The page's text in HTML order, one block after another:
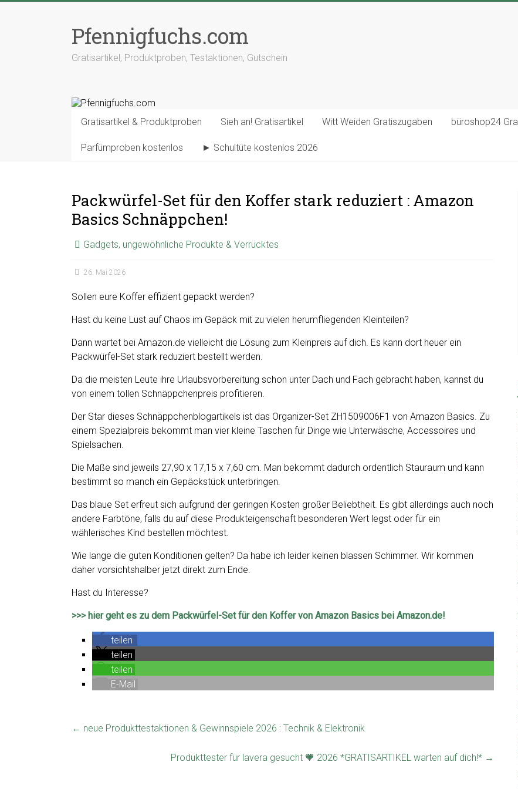
Pfennigfuchs.com
Gratisartikel, Produktproben, Testaktionen, Gutschein
Gratisartikel & Produktproben Sieh an! Gratisartikel Witt Weiden Gratiszugaben büroshop24
Parfümproben kostenlos ► Schultüte kostenlos 2026
Packwürfel-Set für den Koffer stark reduziert : Amazon
Basics Schnäppchen!
Gadgets, ungewöhnliche Produkte & Verrücktes
26. Mai 2026
Sollen eure Koffer effizient gepackt werden?
Hast du keine Lust auf Chaos im Gepäck mit zu vielen herumfliegenden Kleinteilen?
Dann wartet bei Amazon.de vielleicht die Lösung zum Kleinpreis auf dich. Es kann dort heuer ein
Packwürfel-Set stark reduziert bestellt werden.
Da die meisten Leute ihre Urlaubsvorbereitung schon unter Dach und Fach gebracht haben, kannst du
von einem tollen Schnäppchenpreis profitieren.
Der Star dieses Schnäppchenblogartikels ist das Organizer-Set ZH1509006F1 von Amazon Basics. Zu
einem Spezialpreis bekommt man vier kleine Taschen für Dinge wie Unterwäsche, Accessoires und
Spielsachen.
Die Maße sind jeweils 27,90 x 17,15 x 7,60 cm. Man bekommt dadurch ordentlich Stauraum und kann
bestimmt so manch ein Gepäckstück unterbringen.
Das blaue Set erfreut sich aufgrund der geringen Kosten großer Beliebtheit. Es gibt allerdings auch noch
andere Farbtöne, falls du auf diese Produkteigenschaft besonderen Wert legst oder für ein
wählerisches Kind bestellen möchtest.
Wie lange die guten Konditionen gelten? Da habe ich leider keinen blassen Schimmer. Wir kommen
daher vorsichtshalber jetzt direkt zum Ende.
Hast du Interesse?
>>> hier geht es zu dem Packwürfel-Set für den Koffer von Amazon Basics bei Amazon.de!
teilen
teilen
teilen
E-Mail
← neue Produkttestaktionen & Gewinnspiele 2026 : Technik & Elektronik
Produkttester für lavera gesucht 🧡 2026 *GRATISARTIKEL warten auf dich!* →